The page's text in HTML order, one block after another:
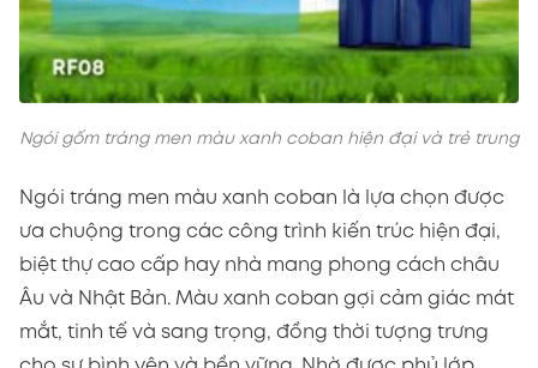
Ngói gốm tráng men màu xanh coban hiện đại và trẻ trung
Ngói tráng men màu xanh coban là lựa chọn được
ưa chuộng trong các công trình kiến trúc hiện đại,
biệt thự cao cấp hay nhà mang phong cách châu
Âu và Nhật Bản. Màu xanh coban gợi cảm giác mát
mắt, tinh tế và sang trọng, đồng thời tượng trưng